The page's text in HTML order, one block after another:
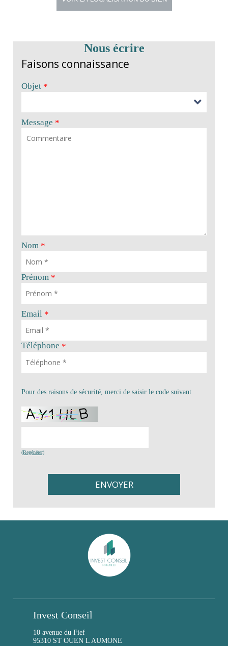
Nous écrire
Faisons connaissance
Objet *
Message *
Nom *
Prénom *
Email *
Téléphone *
Pour des raisons de sécurité, merci de saisir le code suivant
(Regénérer)
Invest Conseil
10 avenue du Fief
95310 ST OUEN L AUMONE